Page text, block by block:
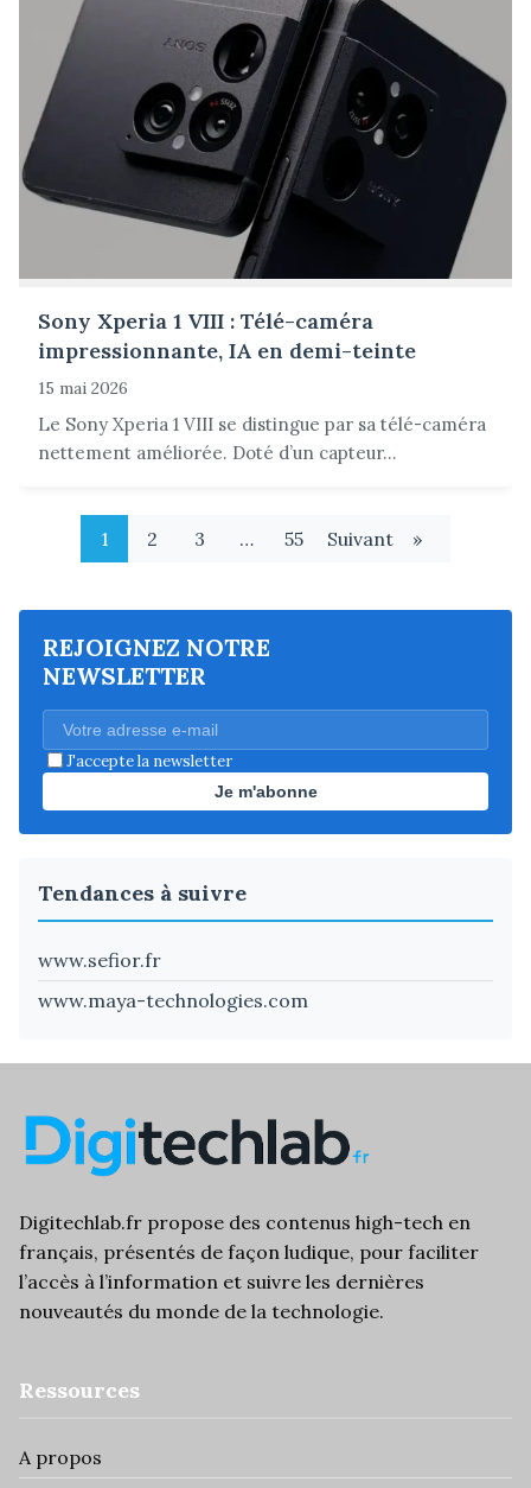
Sony Xperia 1 VIII : Télé-caméra
impressionnante, IA en demi-teinte
15 mai 2026
Le Sony Xperia 1 VIII se distingue par sa télé-caméra
nettement améliorée. Doté d’un capteur...
1 2 3 … 55 Suivant »
REJOIGNEZ NOTRE
NEWSLETTER
J'accepte la newsletter
Je m'abonne
Tendances à suivre
www.sefior.fr
www.maya-technologies.com
Digitechlab.fr propose des contenus high-tech en
français, présentés de façon ludique, pour faciliter
l’accès à l’information et suivre les dernières
nouveautés du monde de la technologie.
Ressources
A propos